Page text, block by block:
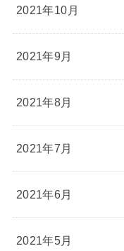
2021年10月
2021年9月
2021年8月
2021年7月
2021年6月
2021年5月